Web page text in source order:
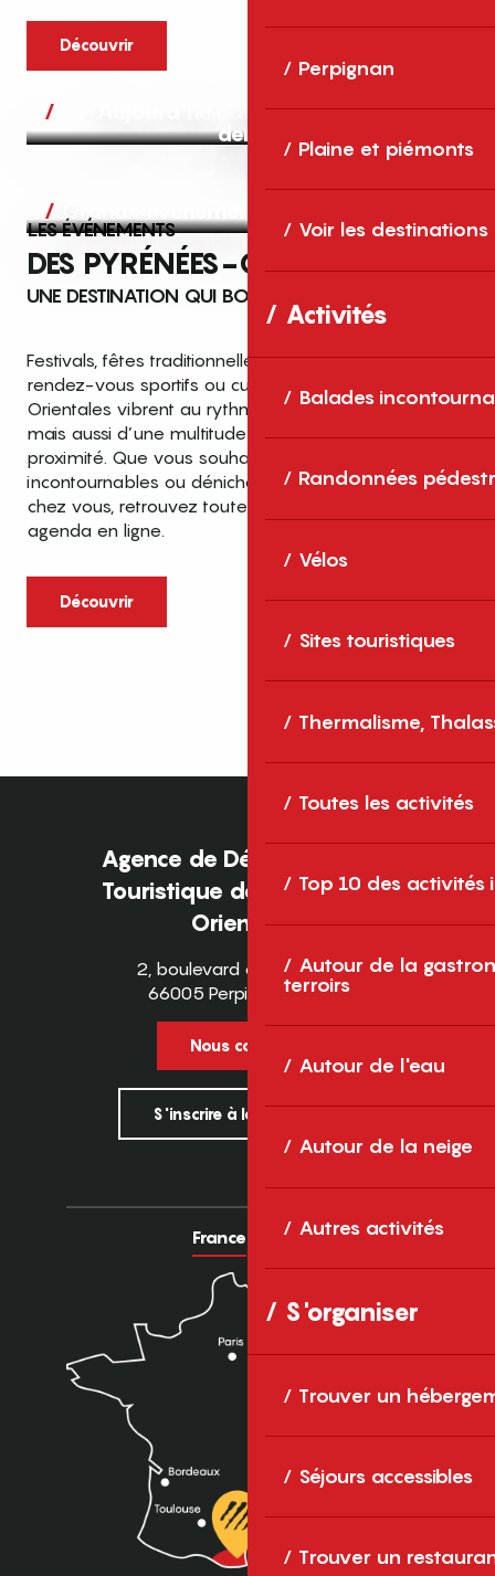
Perpignan
Plaine et piémonts
Voir les destinations
Activités
Balades
Randonnées
Vélos
Sites touristiques
Thermalisme,
Toutes les activités
Top 10 des activités
Autour de la
terroirs
Autour de l'eau
Autour de la neige
Autres activités
S'organiser
Trouver un
Séjours accessibles
Trouver un
Découvrir
Aujourd’hui, demain et après-
demain
Grands événements
LES ÉVÉNEMENTS
DES PYRÉNÉES-ORIENTALES
UNE DESTINATION QUI BOUGE TOUTE L’ANNÉE
Festivals, fêtes traditionnelles, concerts, expositions,
rendez-vous sportifs ou culturels… les Pyrénées-
Orientales vibrent au rythme de grands temps forts
mais aussi d’une multitude d’événements de
proximité. Que vous souhaitiez vivre les
incontournables ou dénicher des sorties près de
chez vous, retrouvez toutes les infos dans notre
agenda en ligne.
Découvrir
Top des événements et sorties
en famille
cet été dans les Pyrénées-Orientales
Entre mer Méditerranée, villages de
caractère et grands espaces naturels, les
Pyrénées-Orientales sont une destination
idéale pour partager des moments en
famille tout au long...
Agence de Développement
Touristique des Pyrénées-
Orientales
2, boulevard des Pyrénées
66005 Perpignan Cedex
Nous contacter
S'inscrire à la newsletter
France Europe